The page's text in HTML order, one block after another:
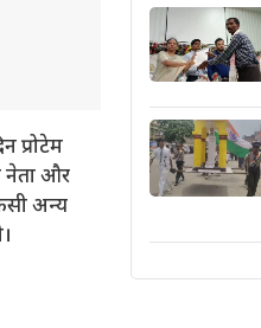
प्रोटेम
नेता और
अन्य